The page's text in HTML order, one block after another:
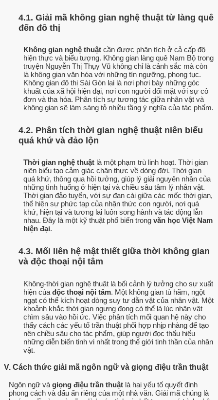
4.1. Giải mã không gian nghệ thuật từ làng quê
đến đô thị
Không gian nghệ thuật cần được phân tích ở cả cấp độ
hiện thực và biểu tượng. Không gian làng quê Nam Bộ trong
truyện Nguyễn Thị Thụy Vũ không chỉ là cảnh sắc mà còn
là không gian văn hóa với những tín ngưỡng, phong tục.
Không gian đô thị Sài Gòn lại là nơi phơi bày những góc
khuất của xã hội hiện đại, nơi con người đối mặt với sự cô
đơn và tha hóa. Phân tích sự tương tác giữa nhân vật và
không gian sẽ làm sáng tỏ nhiều tầng ý nghĩa của tác phẩm.
4.2. Phân tích thời gian nghệ thuật niên biểu
quá khứ và đảo lộn
Thời gian nghệ thuật là một phạm trù linh hoạt. Thời gian
niên biểu tạo cảm giác chân thực về dòng đời. Thời gian
quá khứ, thông qua hồi tưởng, giúp lý giải nguyên nhân của
những tình huống ở hiện tại và chiều sâu tâm lý nhân vật.
Thời gian đảo tuyến, với sự đan cài giữa các mốc thời gian,
thể hiện sự phức tạp của nhận thức con người, nơi quá
khứ, hiện tại và tương lai luôn song hành và tác động lẫn
nhau. Đây là một kỹ thuật phổ biến trong văn học Việt Nam
hiện đại.
4.3. Mối liên hệ mật thiết giữa thời không gian
và độc thoại nội tâm
Không-thời gian nghệ thuật là bối cảnh lý tưởng cho sự xuất
hiện của độc thoại nội tâm. Một không gian tù hãm, ngột
ngạt có thể kích hoạt dòng suy tư dằn vặt của nhân vật. Một
khoảnh khắc thời gian ngưng đọng có thể là lúc nhân vật
chìm sâu vào hồi ức. Việc phân tích mối quan hệ này cho
thấy cách các yếu tố trần thuật phối hợp nhịp nhàng để tạo
nên chiều sâu cho tác phẩm, giúp người đọc thấu hiểu
những diễn biến tinh vi nhất trong thế giới tinh thần của nhân
vật.
V. Cách thức giải mã ngôn ngữ và giọng điệu trần thuật
Ngôn ngữ và giọng điệu trần thuật là hai yếu tố quyết định
phong cách và dấu ấn riêng của một nhà văn. Giải mã chúng là